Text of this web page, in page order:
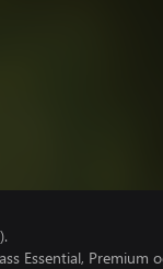
Essential, Premium